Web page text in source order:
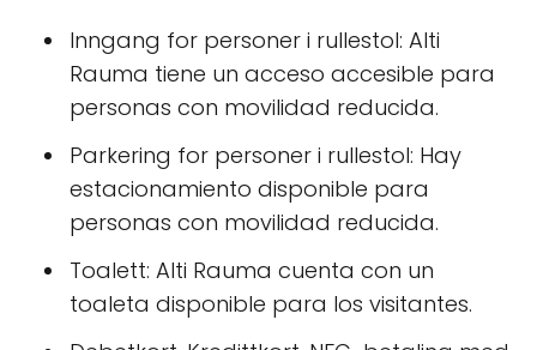
Inngang for personer i rullestol: Alti
Rauma tiene un acceso accesible para
personas con movilidad reducida.
Parkering for personer i rullestol: Hay
estacionamiento disponible para
personas con movilidad reducida.
Toalett: Alti Rauma cuenta con un
toaleta disponible para los visitantes.